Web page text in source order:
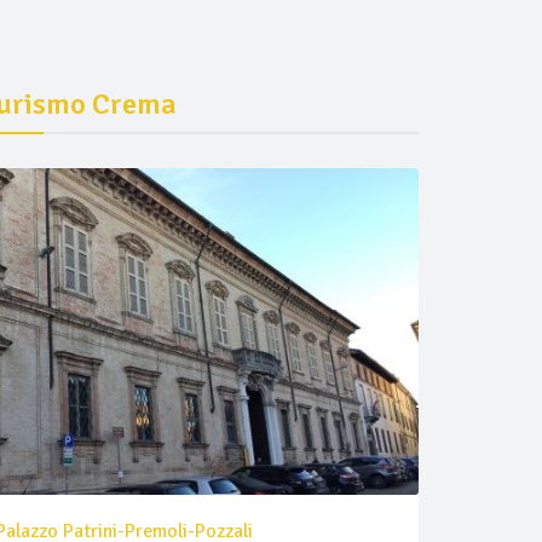
Crema
Patrini-Premoli-Pozzali